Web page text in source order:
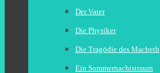
Der Vater
Die Physiker
Die Tragödie des Macbeth
Ein Sommernachtstraum